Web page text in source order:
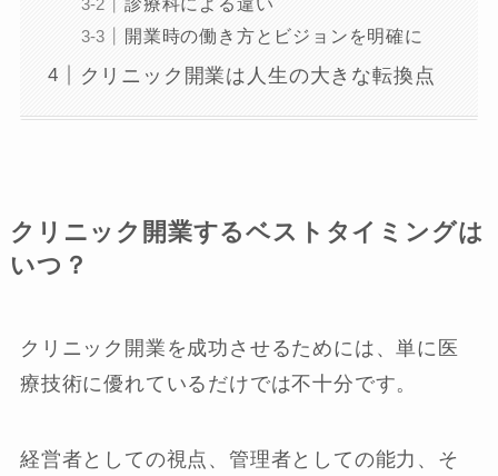
開業時の働き方とビジョンを明確に
クリニック開業は人生の大きな転換点
クリニック開業するベストタイミングは
いつ？
クリニック開業を成功させるためには、単に医
療技術に優れているだけでは不十分です。
経営者としての視点、管理者としての能力、そ